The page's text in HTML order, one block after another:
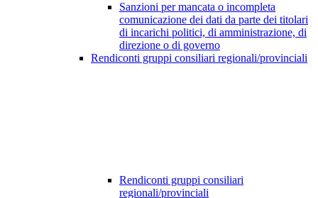
Sanzioni per mancata o incompleta
comunicazione dei dati da parte dei titolari
di incarichi politici, di amministrazione, di
direzione o di governo
Rendiconti gruppi consiliari regionali/provinciali
Rendiconti gruppi consiliari
regionali/provinciali